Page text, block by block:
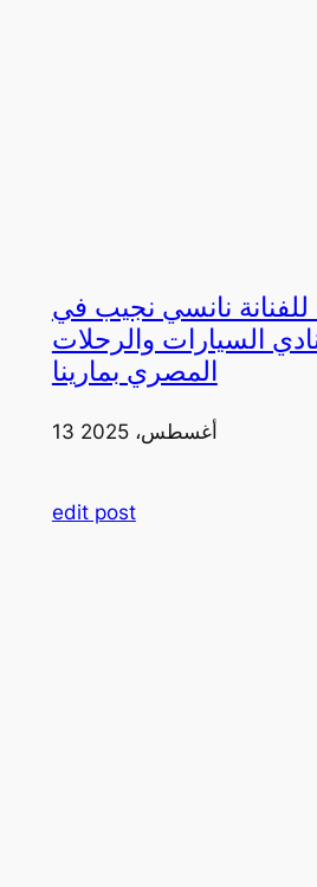
نانسي نجيب في
السيارات والرحلات
المصري بمارينا
13 أغسطس، 2025
edit post